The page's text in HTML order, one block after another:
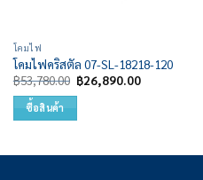
โคมไฟ
โคมไฟคริสตัล 07-SL-18218-120
฿53,780.00 Original
price
฿26,890.00Current
price
ซื้อสินค้า